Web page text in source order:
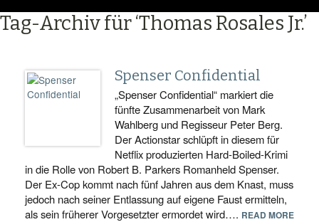
Tag-Archiv für ‘Thomas Rosales Jr.’
Spenser Confidential
„Spenser Confidential“ markiert die
fünfte Zusammenarbeit von Mark
Wahlberg und Regisseur Peter Berg.
Der Actionstar schlüpft in diesem für
Netflix produzierten Hard-Boiled-Krimi
in die Rolle von Robert B. Parkers Romanheld Spenser.
Der Ex-Cop kommt nach fünf Jahren aus dem Knast, muss
jedoch nach seiner Entlassung auf eigene Faust ermitteln,
als sein früherer Vorgesetzter ermordet wird…. READ MORE